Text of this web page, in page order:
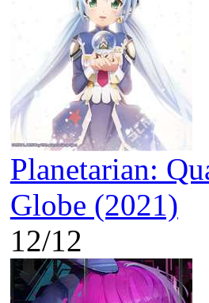
Planetarian:
Globe (2021)
12/12